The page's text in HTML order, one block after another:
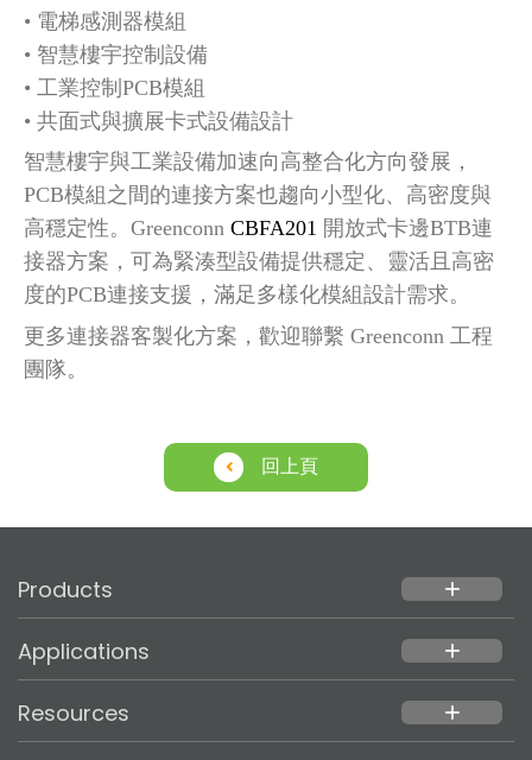
• 電梯感測器模組
• 智慧樓宇控制設備
• 工業控制PCB模組
• 共面式與擴展卡式設備設計
智慧樓宇與工業設備加速向高整合化方向發展，
PCB模組之間的連接方案也趨向小型化、高密度與
高穩定性。 Greenconn CBFA201 開放式卡邊BTB連
接器方案，可為緊湊型設備提供穩定、靈活且高密
度的PCB連接支援，滿足多樣化模組設計需求。
更多連接器客製化方案，歡迎聯繫 Greenconn 工程
團隊。
回上頁
Products add
Applications add
Resources add